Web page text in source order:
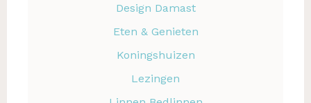
Design Damast
Eten & Genieten
Koningshuizen
Lezingen